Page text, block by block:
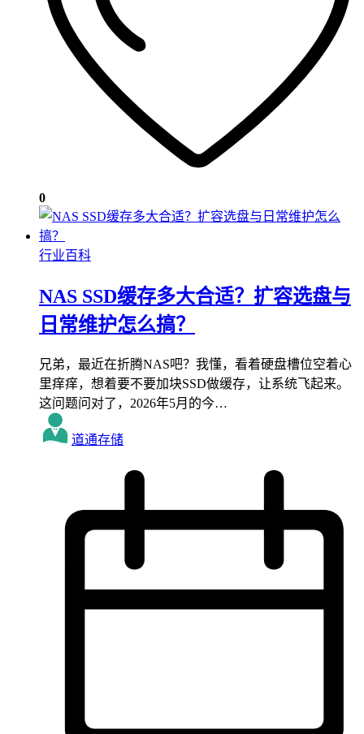
0
行业百科
NAS SSD缓存多大合适？扩容选盘与
日常维护怎么搞？
兄弟，最近在折腾NAS吧？我懂，看着硬盘槽位空着心
里痒痒，想着要不要加块SSD做缓存，让系统飞起来。
这问题问对了，2026年5月的今…
道通存储